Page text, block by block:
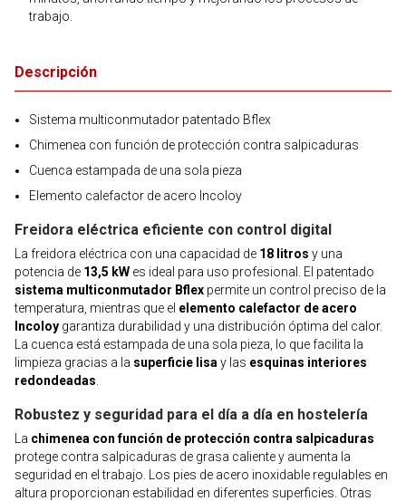
trabajo.
Descripción
Sistema multiconmutador patentado Bflex
Chimenea con función de protección contra salpicaduras
Cuenca estampada de una sola pieza
Elemento calefactor de acero Incoloy
Freidora eléctrica eficiente con control digital
La freidora eléctrica con una capacidad de 18 litros y una
potencia de 13,5 kW es ideal para uso profesional. El patentado
sistema multiconmutador Bflex permite un control preciso de la
temperatura, mientras que el elemento calefactor de acero
Incoloy garantiza durabilidad y una distribución óptima del calor.
La cuenca está estampada de una sola pieza, lo que facilita la
limpieza gracias a la superficie lisa y las esquinas interiores
redondeadas
Robustez y seguridad para el día a día en hostelería
La chimenea con función de protección contra salpicaduras
protege contra salpicaduras de grasa caliente y aumenta la
seguridad en el trabajo. Los pies de acero inoxidable regulables en
altura proporcionan estabilidad en diferentes superficies. Otras